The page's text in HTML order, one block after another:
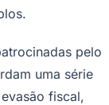
pelo
uma série
fiscal,